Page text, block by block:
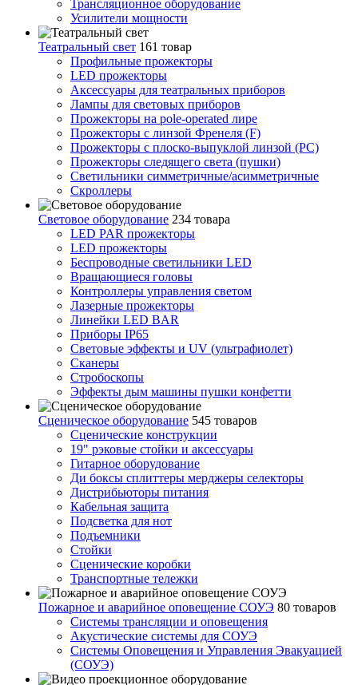
Трансляционное оборудование
Усилители мощности
Театральный свет 161 товар
Профильные прожекторы
LED прожекторы
Аксессуары для театральных приборов
Лампы для световых приборов
Прожекторы на pole-operated лире
Прожекторы с линзой Френеля (F)
Прожекторы с плоско-выпуклой линзой (PC)
Прожекторы следящего света (пушки)
Светильники симметричные/асимметричные
Скроллеры
Световое оборудование 234 товара
LED PAR прожекторы
LED прожекторы
Беспроводные светильники LED
Вращающиеся головы
Контроллеры управления светом
Лазерные прожекторы
Линейки LED BAR
Приборы IP65
Световые эффекты и UV (ультрафиолет)
Сканеры
Стробоскопы
Эффекты дым машины пушки конфетти
Сценическое оборудование 545 товаров
Сценические конструкции
19" рэковые стойки и аксесcуары
Гитарное оборудование
Ди боксы сплиттеры мерджеры селекторы
Дистрибьюторы питания
Кабельная защита
Подсветка для нот
Подъемники
Стойки
Сценические коробки
Транспортные тележки
Пожарное и аварийное оповещение СОУЭ 80 товаров
Cистемы трансляции и оповещения
Акустические системы для СОУЭ
Системы Оповещения и Управления Эвакуацией
(СОУЭ)